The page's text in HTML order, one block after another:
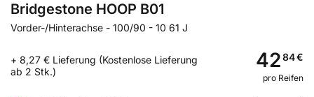
Bridgestone HOOP B01
Vorder-/Hinterachse - 100/90 - 10 61 J
+ 8,27 € Lieferung (Kostenlose Lieferung
ab 2 Stk.)
4284€
pro Reifen